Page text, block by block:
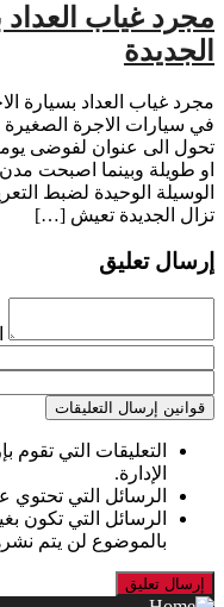
مجرد غياب العداد
الجديدة
مجرد غياب العداد بسيارة
في سيارات الاجرة الصغيرة
تحول الى عنوان لفوضى
او طويلة وبينما اصبحت مدن
الوسيلة الوحيدة لضبط
تزال الجديدة تعيش […]
إرسال تعليق
قوانين إرسال التعليقات
التعليقات التي
الإدارة.
الرسائل التي تحتوي
الرسائل التي تكون
بالموضوع لن يتم